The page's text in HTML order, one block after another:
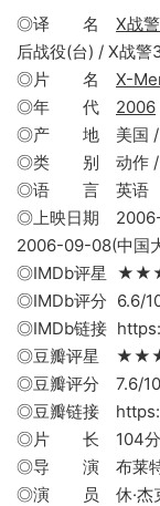
◎译 名 X战
后战役(台) / X战
◎片 名 X-
◎年 代 2006
◎产 地 美国 /
◎类 别 动作 /
◎语 言 英语
◎上映日期 2006-
2006-09-08(中国
◎IMDb评星
◎IMDb评分 6.6/
◎IMDb链接
◎豆瓣评星
◎豆瓣评分 7.6/
◎豆瓣链接
◎片 长 104分
◎导 演 布莱特·
◎演 员 休·杰克